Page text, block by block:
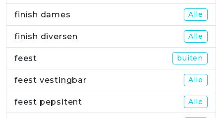
finish dames Alle
finish diversen Alle
feest buiten
feest vestingbar Alle
feest pepsitent Alle